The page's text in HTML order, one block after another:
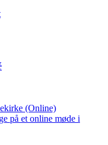
(Online)
på et online møde i